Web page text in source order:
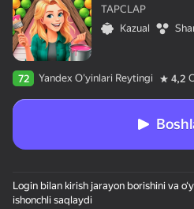
TAPCLAP
Kazual
72 Yandex O'yinlari Reytingi 4,2
Login bilan kirish jarayon borishini va
ishonchli saqlaydi